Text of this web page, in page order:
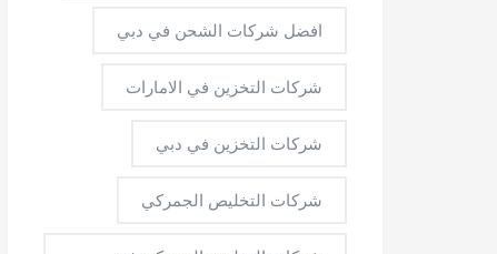
افضل شركات الشحن في دبي
شركات التخزين في الامارات
شركات التخزين في دبي
شركات التخليص الجمركي